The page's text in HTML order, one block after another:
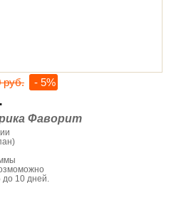
руб. - 5%
Фаворит
до 10 дней.